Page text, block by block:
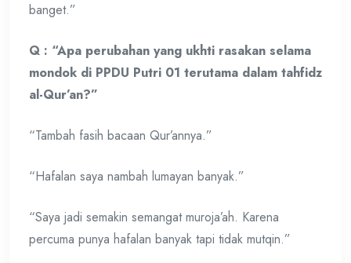
banget.”
Q : “Apa perubahan yang ukhti rasakan selama
mondok di PPDU Putri 01 terutama dalam tahfidz
al-Qur’an?”
“Tambah fasih bacaan Qur’annya.”
“Hafalan saya nambah lumayan banyak.”
“Saya jadi semakin semangat muroja’ah. Karena
percuma punya hafalan banyak tapi tidak mutqin.”